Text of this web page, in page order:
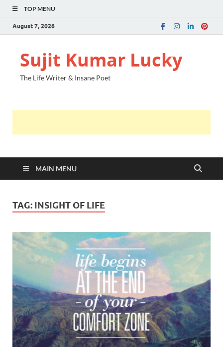
TOP MENU
August 7, 2026
Sujit Kumar Lucky
The Life Writer & Insane Poet
MAIN MENU
TAG: INSIGHT OF LIFE